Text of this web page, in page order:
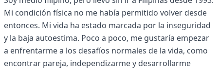
Mi condición física no me había permitido volver desde
entonces. Mi vida ha estado marcada por la inseguridad
y la baja autoestima. Poco a poco, me gustaría empezar
a enfrentarme a los desafíos normales de la vida, como
encontrar pareja, independizarme y desarrollarme